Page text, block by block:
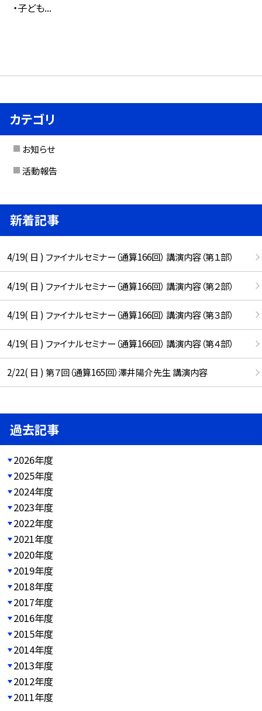
・子ども...
カテゴリ
お知らせ
活動報告
新着記事
4/19( 日 ) ファイナルセミナー（通算166回） 講演内容（第１部）
4/19( 日 ) ファイナルセミナー（通算166回） 講演内容（第２部）
4/19( 日 ) ファイナルセミナー（通算166回） 講演内容（第３部）
4/19( 日 ) ファイナルセミナー（通算166回） 講演内容（第４部）
2/22( 日 ) 第７回（通算165回）澤井陽介先生 講演内容
過去記事
2026年度
2025年度
2024年度
2023年度
2022年度
2021年度
2020年度
2019年度
2018年度
2017年度
2016年度
2015年度
2014年度
2013年度
2012年度
2011年度